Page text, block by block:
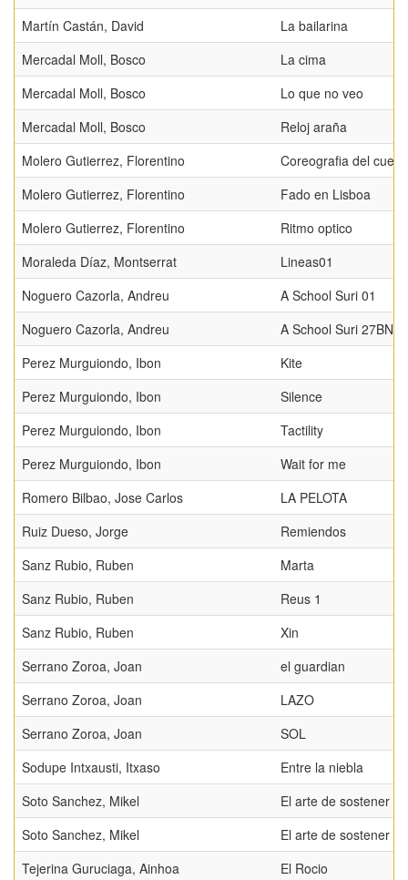
Martín Castán, David
La bailarina
Mercadal Moll, Bosco
La cima
Mercadal Moll, Bosco
Lo que no veo
Mercadal Moll, Bosco
Reloj araña
Molero Gutierrez, Florentino
Coreografia del
Molero Gutierrez, Florentino
Fado en Lisboa
Molero Gutierrez, Florentino
Ritmo optico
Moraleda Díaz, Montserrat
Lineas01
Noguero Cazorla, Andreu
A School Suri 01
Noguero Cazorla, Andreu
A School Suri 27BN
Perez Murguiondo, Ibon
Kite
Perez Murguiondo, Ibon
Silence
Perez Murguiondo, Ibon
Tactility
Perez Murguiondo, Ibon
Wait for me
Romero Bilbao, Jose Carlos
LA PELOTA
Ruiz Dueso, Jorge
Remiendos
Sanz Rubio, Ruben
Marta
Sanz Rubio, Ruben
Reus 1
Sanz Rubio, Ruben
Xin
Serrano Zoroa, Joan
el guardian
Serrano Zoroa, Joan
LAZO
Serrano Zoroa, Joan
SOL
Sodupe Intxausti, Itxaso
Entre la niebla
Soto Sanchez, Mikel
El arte de sostener el
Soto Sanchez, Mikel
El arte de sostener el
Tejerina Guruciaga, Ainhoa
El Rocio